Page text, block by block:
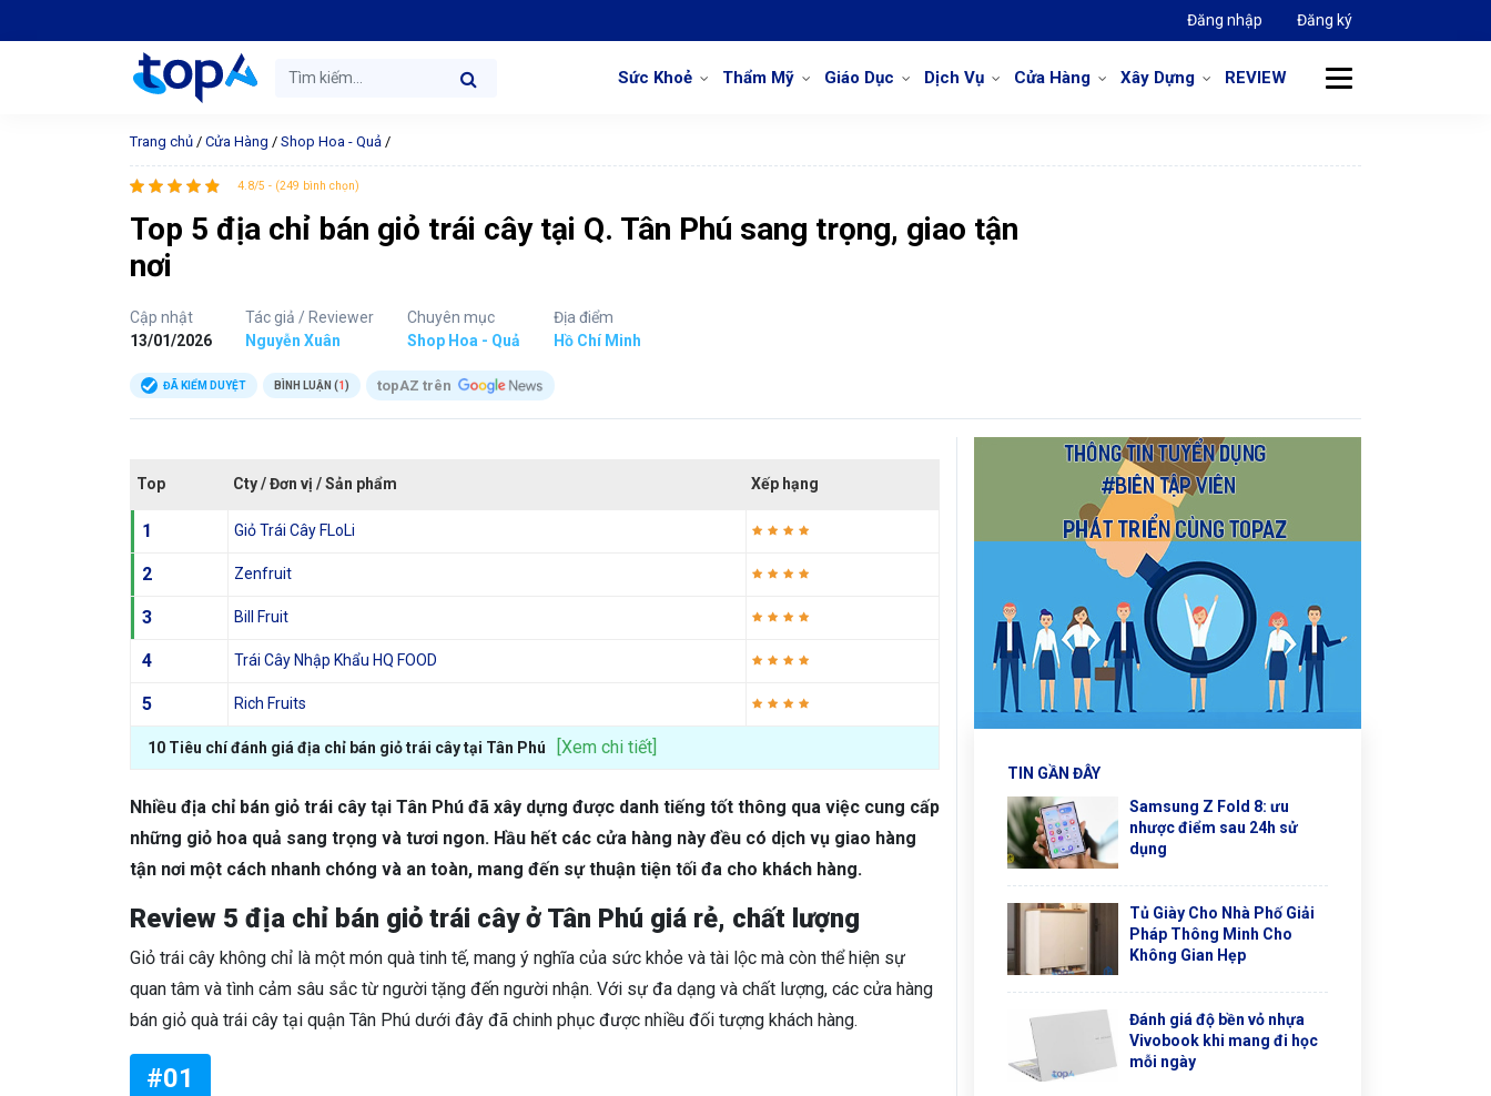
Đăng nhập Đăng ký
Sức Khoẻ Thẩm Mỹ Giáo Dục Dịch Vụ Cửa Hàng Xây Dựng REVIEW
Trang chủ / Cửa Hàng / Shop Hoa - Quả /
4.8/5 - (249 bình chọn)
Top 5 địa chỉ bán giỏ trái cây tại Q. Tân Phú sang trọng, giao tận
nơi
Cập nhật
13/01/2026
Tác giả / Reviewer
Nguyễn Xuân
Chuyên mục
Shop Hoa - Quả
Địa điểm
Hồ Chí Minh
ĐÃ KIỂM DUYỆT BÌNH LUẬN (1) topAZ trên
Top Cty / Đơn vị / Sản phẩm Xếp hạng
1 Giỏ Trái Cây FLoLi
2 Zenfruit
3 Bill Fruit
4 Trái Cây Nhập Khẩu HQ FOOD
5 Rich Fruits
10 Tiêu chí đánh giá địa chỉ bán giỏ trái cây tại Tân Phú [Xem chi tiết]
Nhiều địa chỉ bán giỏ trái cây tại Tân Phú đã xây dựng được danh tiếng tốt thông qua việc cung cấp
những giỏ hoa quả sang trọng và tươi ngon. Hầu hết các cửa hàng này đều có dịch vụ giao hàng
tận nơi một cách nhanh chóng và an toàn, mang đến sự thuận tiện tối đa cho khách hàng.
Review 5 địa chỉ bán giỏ trái cây ở Tân Phú giá rẻ, chất lượng
Giỏ trái cây không chỉ là một món quà tinh tế, mang ý nghĩa của sức khỏe và tài lộc mà còn thể hiện sự
quan tâm và tình cảm sâu sắc từ người tặng đến người nhận. Với sự đa dạng và chất lượng, các cửa hàng
bán giỏ quà trái cây tại quận Tân Phú dưới đây đã chinh phục được nhiều đối tượng khách hàng.
#01
TIN GẦN ĐÂY
Samsung Z Fold 8: ưu
nhược điểm sau 24h sử
dụng
Tủ Giày Cho Nhà Phố Giải
Pháp Thông Minh Cho
Không Gian Hẹp
Đánh giá độ bền vỏ nhựa
Vivobook khi mang đi học
mỗi ngày